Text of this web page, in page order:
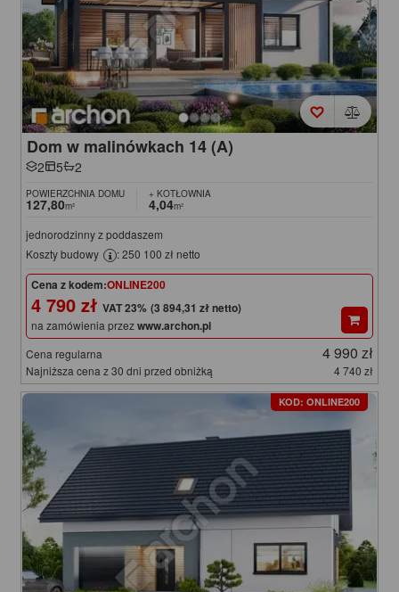
Dom w malinówkach 14 (A)
2 5 2
POWIERZCHNIA DOMU
127,80m²
+ KOTŁOWNIA
4,04m²
jednorodzinny z poddaszem
Koszty budowy
: 250 100 zł netto
Cena z kodem:ONLINE200
4 790 zł (3 894,31 zł netto)
na zamówienia przezwww.archon.pl
Cena regularna 4 990 zł
Najniższa cena z 30 dni przed obniżką 4 740 zł
KOD: ONLINE200